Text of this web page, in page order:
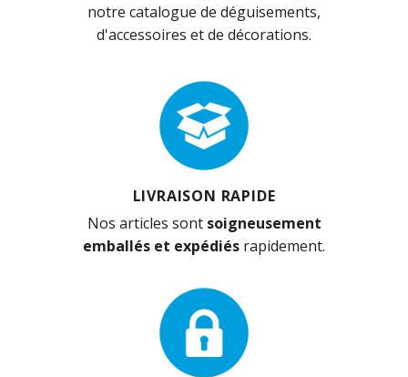
notre catalogue de déguisements,
d'accessoires et de décorations.
LIVRAISON RAPIDE
Nos articles sont soigneusement
emballés et expédiés rapidement.